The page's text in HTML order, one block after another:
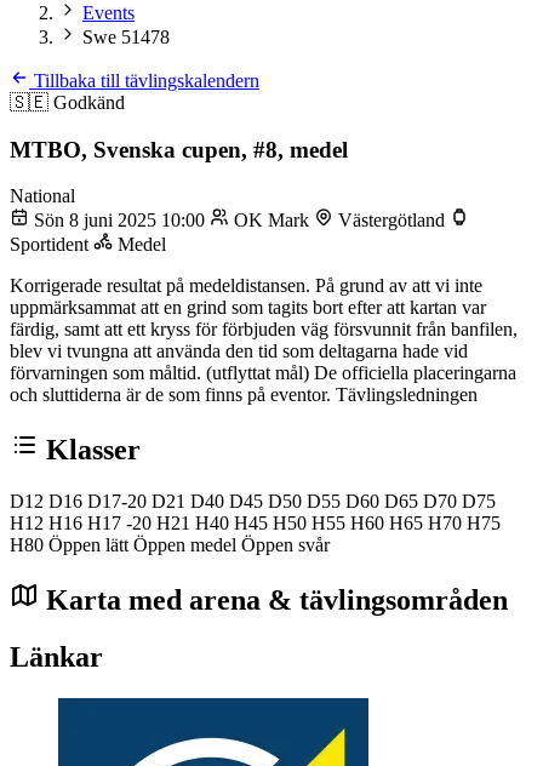
Events
Swe 51478
Tillbaka till tävlingskalendern
🇸🇪 Godkänd
MTBO, Svenska cupen, #8, medel
National
Sön 8 juni 2025 10:00
OK Mark
Västergötland
Sportident
Medel
Korrigerade resultat på medeldistansen. På grund av att vi inte
uppmärksammat att en grind som tagits bort efter att kartan var
färdig, samt att ett kryss för förbjuden väg försvunnit från banfilen,
blev vi tvungna att använda den tid som deltagarna hade vid
förvarningen som måltid. (utflyttat mål) De officiella placeringarna
och sluttiderna är de som finns på eventor. Tävlingsledningen
Klasser
D12 D16 D17-20 D21 D40 D45 D50 D55 D60 D65 D70 D75
H12 H16 H17 -20 H21 H40 H45 H50 H55 H60 H65 H70 H75
H80 Öppen lätt Öppen medel Öppen svår
Karta med arena & tävlingsområden
Länkar